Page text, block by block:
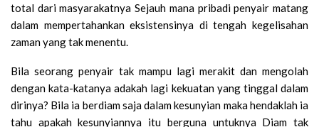
total dari masyarakatnya Sejauh mana pribadi penyair matang
dalam mempertahankan eksistensinya di tengah kegelisahan
zaman yang tak menentu.
Bila seorang penyair tak mampu lagi merakit dan mengolah
dengan kata-katanya adakah lagi kekuatan yang tinggal dalam
dirinya? Bila ia berdiam saja dalam kesunyian maka hendaklah ia
tahu apakah kesunyiannya itu berguna untuknya Diam tak